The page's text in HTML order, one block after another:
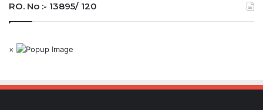
RO. No :- 13895/ 120
×